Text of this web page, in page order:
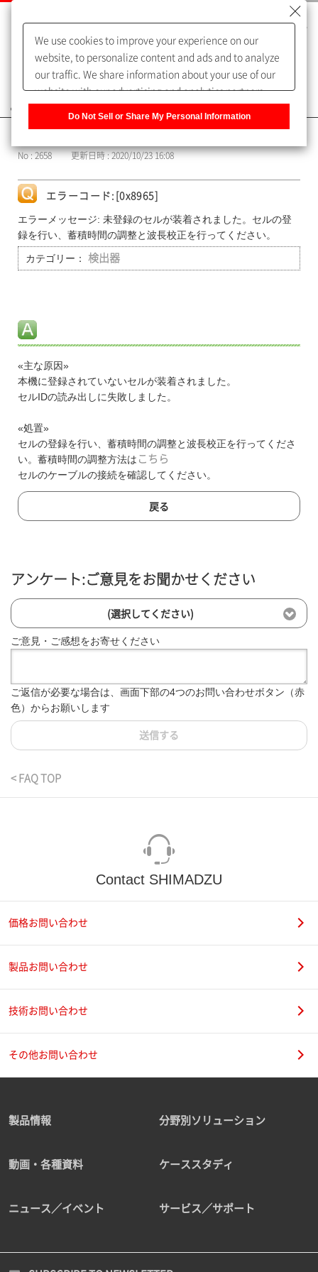
よくあるご質問（FAQ）
No : 2658 更新日時 : 2020/10/23 16:08
エラーコード:[0x8965]
エラーメッセージ: 未登録のセルが装着されました。セルの登
録を行い、蓄積時間の調整と波長校正を行ってください。
カテゴリー： 検出器
«主な原因»
本機に登録されていないセルが装着されました。
セルIDの読み出しに失敗しました。
«処置»
セルの登録を行い、蓄積時間の調整と波長校正を行ってくださ
い。蓄積時間の調整方法は こちら
セルのケーブルの接続を確認してください。
戻る
アンケート:ご意見をお聞かせください
(選択してください)
ご意見・ご感想をお寄せください
ご返信が必要な場合は、画面下部の4つのお問い合わせボタン（赤
色）からお願いします
送信する
< FAQ TOP
Contact SHIMADZU
価格お問い合わせ
製品お問い合わせ
技術お問い合わせ
その他お問い合わせ
製品情報 分野別ソリューション
動画・各種資料 ケーススタディ
ニュース／イベント サービス／サポート
We use cookies to improve your experience on our
website, to personalize content and ads and to analyze
our traffic. We share information about your use of our
website with our advertising and analytics partners,
of our sharing information about you with our partners.
Information] to customize your cookie settings on our
Do Not Sell or Share My Personal Information